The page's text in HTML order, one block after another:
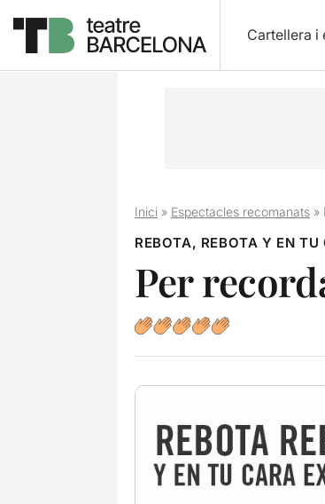
Cartellera i
Inici» Espectacles recomanats»
REBOTA, REBOTA Y EN TU
Per